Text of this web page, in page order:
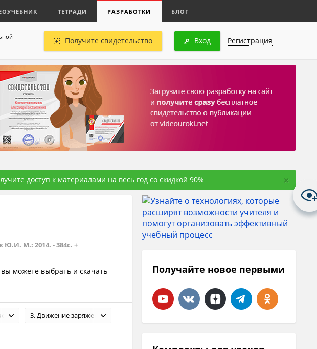
ТЕТРАДИ РАЗРАБОТКИ БЛОГ
Получите свидетельство Вход Регистрация
доступ к материалами на весь год со скидкой 90% ×
М.: 2014. - 384с. +
можете выбрать и скачать
Физика. 11 класс. Учебник. (Базовый и углубленный уровни) Генденштейн Л.Э., Дик Ю.И. М.: 2014. - 384с. + Приложение 48с. 3. Движение заряженной частицы в однородном магнитном поле
Получайте новое первыми